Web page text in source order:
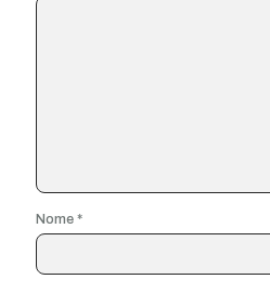
Nome *